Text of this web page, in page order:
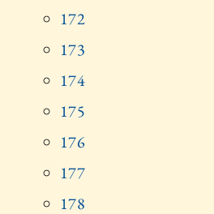
172
173
174
175
176
177
178